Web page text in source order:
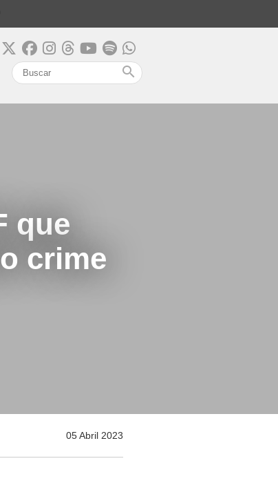
search
que
crime
05 Abril 2023